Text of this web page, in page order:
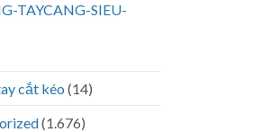
TAYCANG-SIEU-
cắt kéo (14)
(1.676)